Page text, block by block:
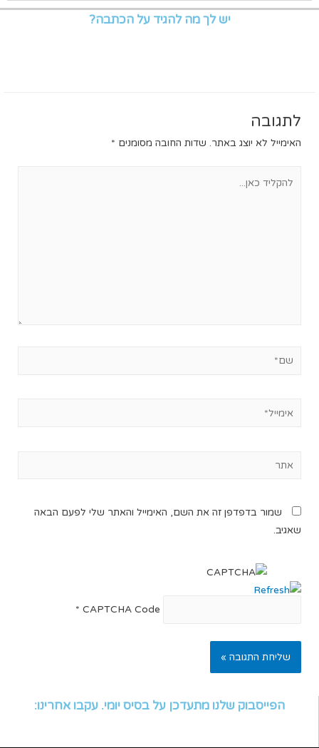
יש לך מה להגיד על הכתבה?
לתגובה
האימייל לא יוצג באתר. שדות החובה מסומנים *
שמור בדפדפן זה את השם, האימייל והאתר שלי לפעם הבאה
שאגיב.
CAPTCHA Code
*
הפייסבוק שלנו מתעדכן על בסיס יומי. עקבו אחרינו: